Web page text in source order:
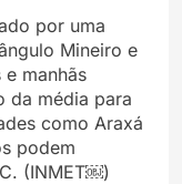
por uma
Mineiro e
manhãs
da média para
como Araxá
podem
(INMET￼)